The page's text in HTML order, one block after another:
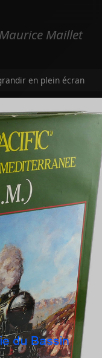
Maillet
en plein écran